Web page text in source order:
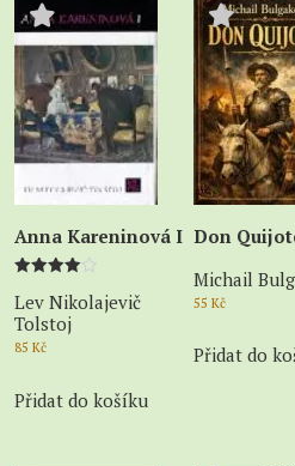
Anna Kareninová I
4.00
z 5
Lev Nikolajevič
Tolstoj
85 Kč
Přidat do košíku
Don
Michail
55 Kč
Přidat do